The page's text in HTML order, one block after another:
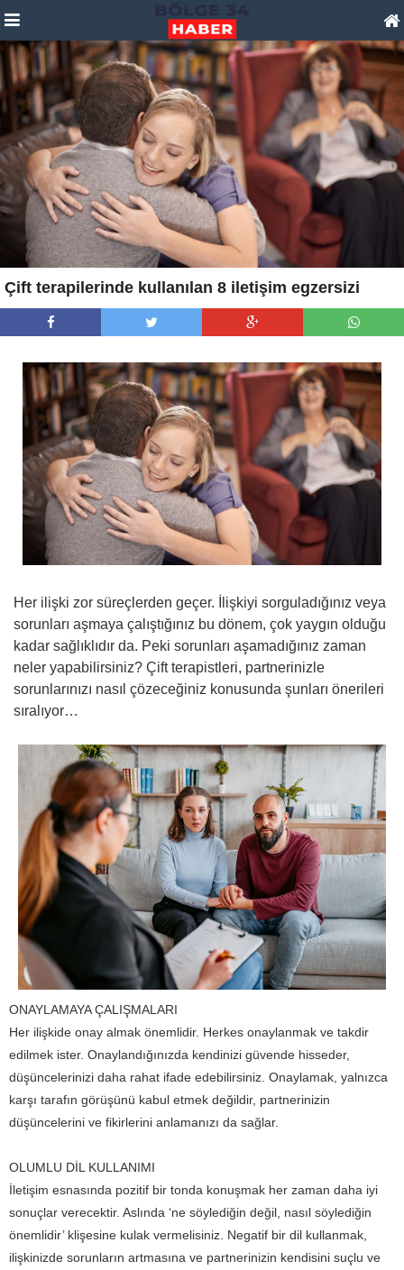
Çift terapilerinde kullanılan 8 iletişim egzersizi
Her ilişki zor süreçlerden geçer. İlişkiyi sorguladığınız veya
sorunları aşmaya çalıştığınız bu dönem, çok yaygın olduğu
kadar sağlıklıdır da. Peki sorunları aşamadığınız zaman
neler yapabilirsiniz? Çift terapistleri, partnerinizle
sorunlarınızı nasıl çözeceğiniz konusunda şunları önerileri
sıralıyor…
ONAYLAMAYA ÇALIŞMALARI
Her ilişkide onay almak önemlidir. Herkes onaylanmak ve takdir
edilmek ister. Onaylandığınızda kendinizi güvende hisseder,
düşüncelerinizi daha rahat ifade edebilirsiniz. Onaylamak, yalnızca
karşı tarafın görüşünü kabul etmek değildir, partnerinizin
düşüncelerini ve fikirlerini anlamanızı da sağlar.
OLUMLU DİL KULLANIMI
İletişim esnasında pozitif bir tonda konuşmak her zaman daha iyi
sonuçlar verecektir. Aslında ‘ne söylediğin değil, nasıl söylediğin
önemlidir’ klişesine kulak vermelisiniz. Negatif bir dil kullanmak,
ilişkinizde sorunların artmasına ve partnerinizin kendisini suçlu ve